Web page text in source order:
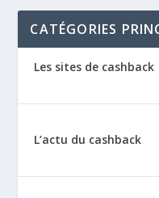
CATÉGORIES
Les sites de cashback
L’actu du cashback